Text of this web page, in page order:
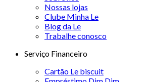
Nossas lojas
Clube Minha Le
Blog da Le
Trabalhe conosco
Serviço Financeiro
Cartão Le biscuit